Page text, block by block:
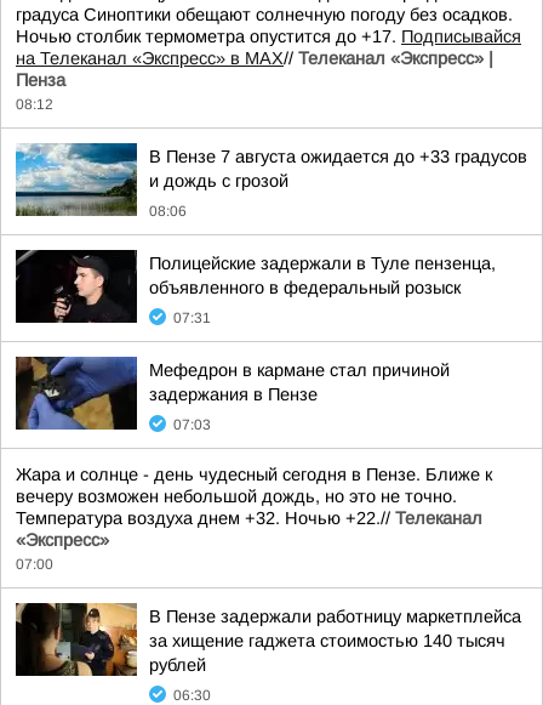
градуса Синоптики обещают солнечную погоду без осадков.
Ночью столбик термометра опустится до +17. Подписывайся
на Телеканал «Экспресс» в MAX// Телеканал «Экспресс» |
Пенза
08:12
В Пензе 7 августа ожидается до +33 градусов
и дождь с грозой
08:06
Полицейские задержали в Туле пензенца,
объявленного в федеральный розыск
07:31
Мефедрон в кармане стал причиной
задержания в Пензе
07:03
Жара и солнце - день чудесный сегодня в Пензе. Ближе к
вечеру возможен небольшой дождь, но это не точно.
Температура воздуха днем +32. Ночью +22.// Телеканал
«Экспресс»
07:00
В Пензе задержали работницу маркетплейса
за хищение гаджета стоимостью 140 тысяч
рублей
06:30